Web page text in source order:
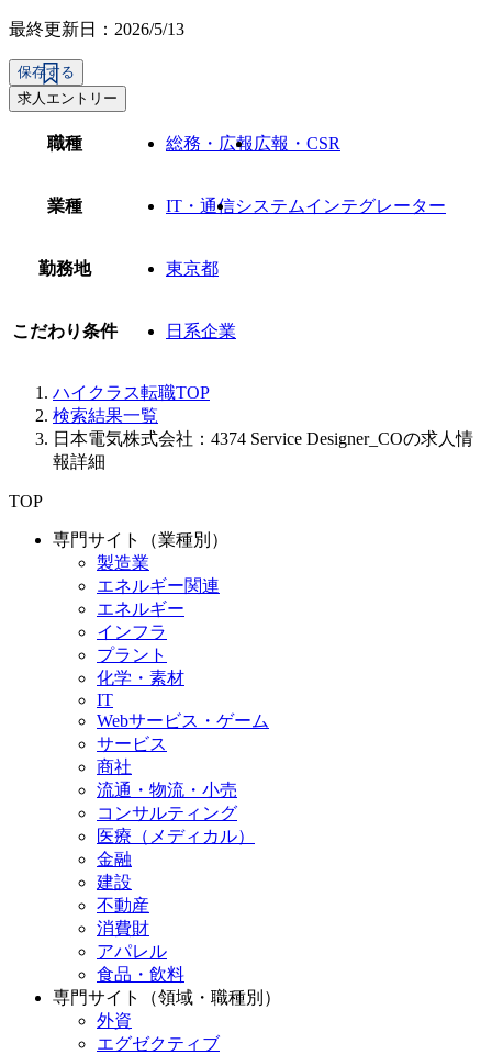
最終更新日：2026/5/13
保存する
求人エントリー
職種 総務・広報 広報・CSR
業種 IT・通信システムインテグレーター
勤務地 東京都
こだわり条件 日系企業
ハイクラス転職TOP
検索結果一覧
日本電気株式会社：4374 Service Designer_COの求人情
報詳細
TOP
専門サイト（業種別）
製造業
エネルギー関連
エネルギー
インフラ
プラント
化学・素材
IT
Webサービス・ゲーム
サービス
商社
流通・物流・小売
コンサルティング
医療（メディカル）
金融
建設
不動産
消費財
アパレル
食品・飲料
専門サイト（領域・職種別）
外資
エグゼクティブ